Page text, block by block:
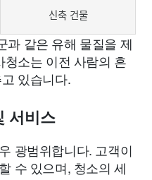
신축 건물
과 같은 유해 물질을 제
소는 이전 사람의 흔
있습니다.
서비스
광범위합니다. 고객이
수 있으며, 청소의 세